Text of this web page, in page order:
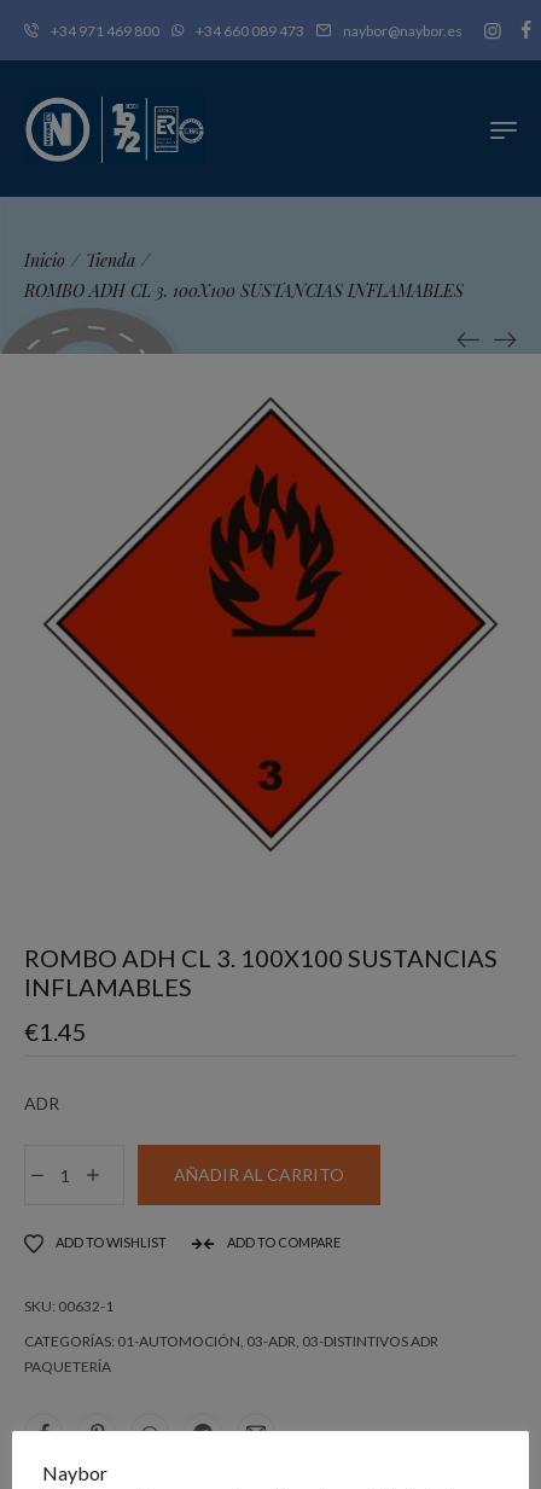
+34 971 469 800 +34 660 089 473 naybor@naybor.es
Inicio / Tienda /
ROMBO ADH CL 3. 100X100 SUSTANCIAS INFLAMABLES
ROMBO ADH CL 3. 100X100 SUSTANCIAS
INFLAMABLES
€1.45
ADR
3.
SUSTANCIAS
INFLAMABLES
cantidad
AÑADIR AL CARRITO
ADD TO WISHLIST ADD TO COMPARE
SKU: 00632-1
CATEGORÍAS: 01-AUTOMOCIÓN, 03-ADR, 03-DISTINTIVOS ADR
PAQUETERÍA
Naybor